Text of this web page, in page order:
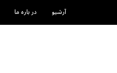
آرشیو در باره ما